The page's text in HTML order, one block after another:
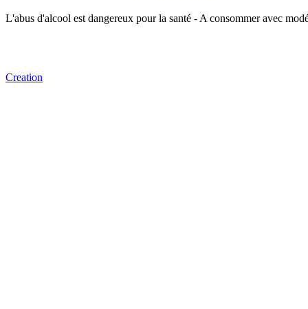
L'abus d'alcool est dangereux pour la santé - A consommer avec
Creation